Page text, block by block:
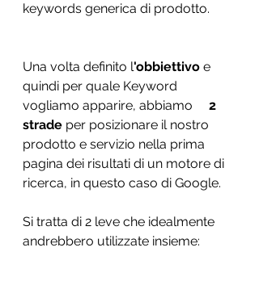
keywords generica di prodotto.
Una volta definito l'obbiettivo e
quindi per quale Keyword
vogliamo apparire, abbiamo 2
strade per posizionare il nostro
prodotto e servizio nella prima
pagina dei risultati di un motore di
ricerca, in questo caso di Google.
Si tratta di 2 leve che idealmente
andrebbero utilizzate insieme: